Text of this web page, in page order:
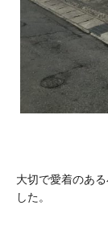
大切で愛着のあ
した。